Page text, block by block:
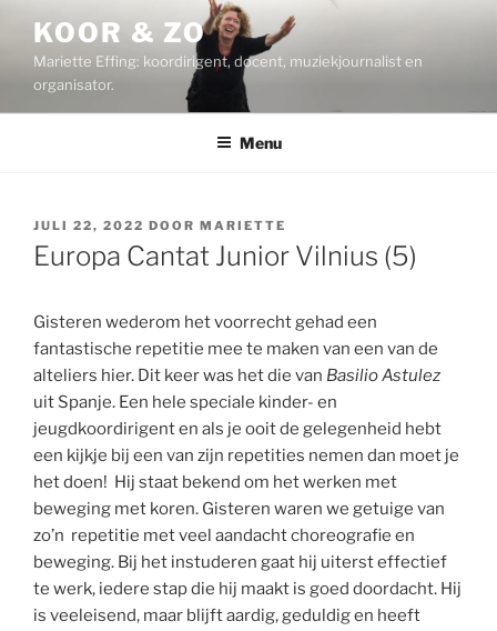
inhoud
KOOR & ZO
Mariette Effing: koordirigent, docent, muziekjournalist en
organisator.
Menu
GEPLAATST
OP
JULI 22, 2022 DOOR MARIETTE
Europa Cantat Junior Vilnius (5)
Gisteren wederom het voorrecht gehad een
fantastische repetitie mee te maken van een van de
alteliers hier. Dit keer was het die van Basilio Astulez
uit Spanje. Een hele speciale kinder- en
jeugdkoordirigent en als je ooit de gelegenheid hebt
een kijkje bij een van zijn repetities nemen dan moet je
het doen! Hij staat bekend om het werken met
beweging met koren. Gisteren waren we getuige van
zo’n repetitie met veel aandacht choreografie en
beweging. Bij het instuderen gaat hij uiterst effectief
te werk, iedere stap die hij maakt is goed doordacht. Hij
is veeleisend, maar blijft aardig, geduldig en heeft